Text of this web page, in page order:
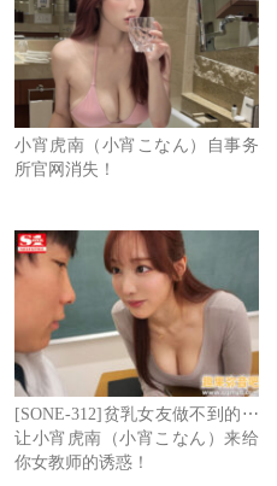
小宵虎南（小宵こなん）自事务
所官网消失！
[SONE-312]贫乳女友做不到的⋯
让小宵虎南（小宵こなん）来给
你女教师的诱惑！